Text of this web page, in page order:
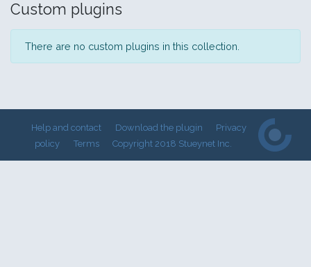
Custom plugins
There are no custom plugins in this collection.
Help and contact Download the plugin
Privacy
policy
Terms Copyright 2018 Stueynet Inc.